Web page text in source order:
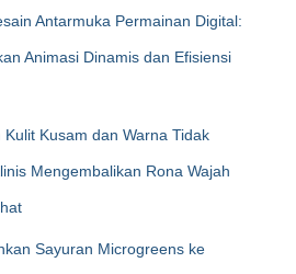
Antarmuka Permainan Digital:
Animasi Dinamis dan Efisiensi
Kusam dan Warna Tidak
Mengembalikan Rona Wajah
Sayuran Microgreens ke